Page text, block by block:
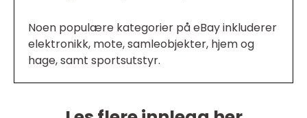
Noen populære kategorier på eBay inkluderer
elektronikk, mote, samleobjekter, hjem og
hage, samt sportsutstyr.